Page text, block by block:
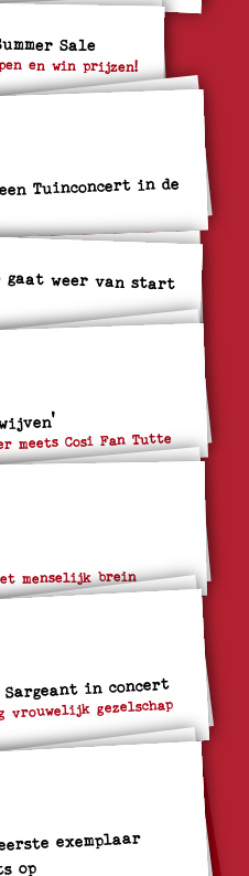
Sale
en win prijzen!
Tuinconcert in de
gaat weer van start
meets Cosi Fan Tutte
menselijk brein
in concert
vrouwelijk gezelschap
exemplaar